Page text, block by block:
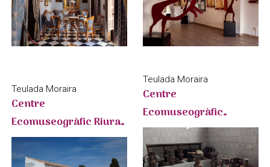
Teulada Moraira
Centre
Ecomuseogràfic Riurau
- CEMROQT
Teulada Moraira
Centre
Ecomuseogràfic
l'Almàssera - CEMROQT